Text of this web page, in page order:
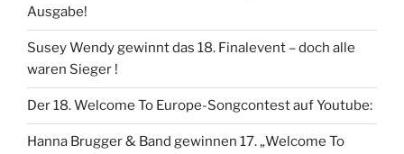
Ausgabe!
Susey Wendy gewinnt das 18. Finalevent – doch alle
waren Sieger !
Der 18. Welcome To Europe-Songcontest auf Youtube:
Hanna Brugger & Band gewinnen 17. „Welcome To